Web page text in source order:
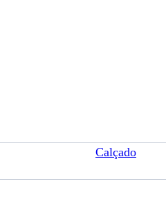
Calçado